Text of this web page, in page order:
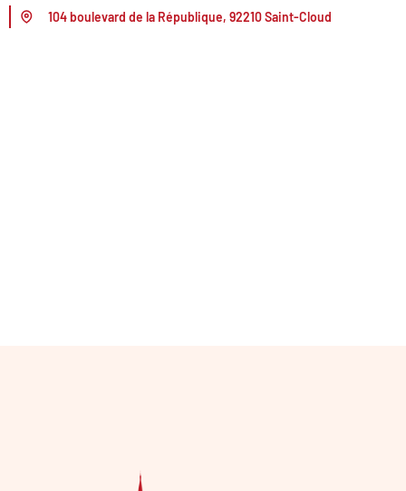
104 boulevard de la République, 92210 Saint-Cloud